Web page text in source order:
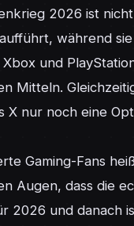
2026 ist
während
und
Mitteln.
X nur noch eine
Gaming-Fans
Augen, dass die
2026 und danach